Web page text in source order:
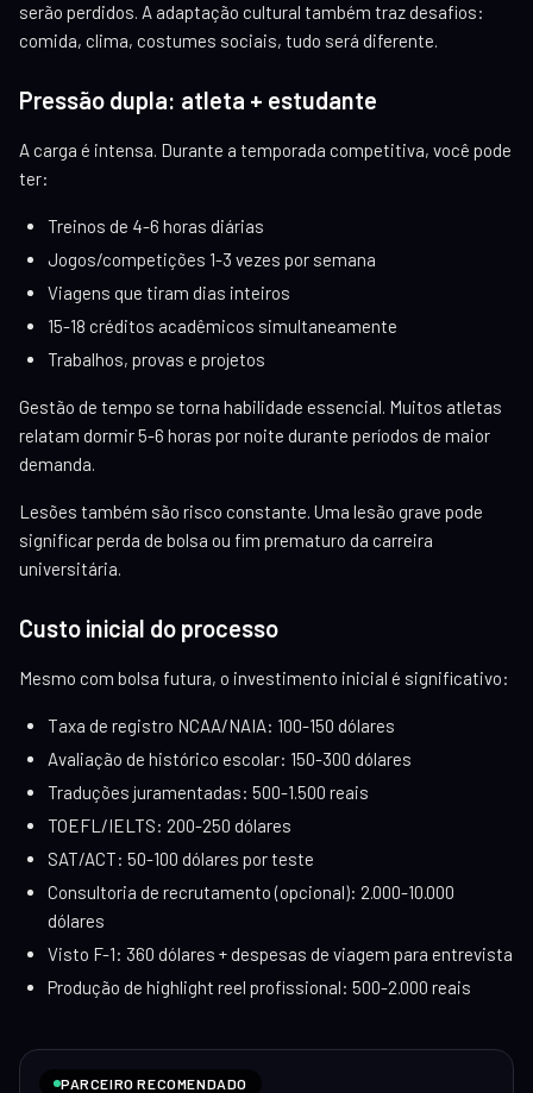
serão perdidos. A adaptação cultural também traz desafios:
comida, clima, costumes sociais, tudo será diferente.
Pressão dupla: atleta + estudante
A carga é intensa. Durante a temporada competitiva, você pode
ter:
Treinos de 4-6 horas diárias
Jogos/competições 1-3 vezes por semana
Viagens que tiram dias inteiros
15-18 créditos acadêmicos simultaneamente
Trabalhos, provas e projetos
Gestão de tempo se torna habilidade essencial. Muitos atletas
relatam dormir 5-6 horas por noite durante períodos de maior
demanda.
Lesões também são risco constante. Uma lesão grave pode
significar perda de bolsa ou fim prematuro da carreira
universitária.
Custo inicial do processo
Mesmo com bolsa futura, o investimento inicial é significativo:
Taxa de registro NCAA/NAIA: 100-150 dólares
Avaliação de histórico escolar: 150-300 dólares
Traduções juramentadas: 500-1.500 reais
TOEFL/IELTS: 200-250 dólares
SAT/ACT: 50-100 dólares por teste
Consultoria de recrutamento (opcional): 2.000-10.000
dólares
Visto F-1: 360 dólares + despesas de viagem para entrevista
Produção de highlight reel profissional: 500-2.000 reais
PARCEIRO RECOMENDADO